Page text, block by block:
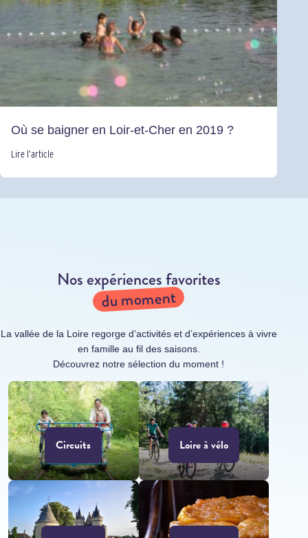
Où se baigner en Loir-et-Cher en 2019 ?
Lire l’article
Nos expériences favorites
du moment
La vallée de la Loire regorge d’activités et d’expériences à vivre
en famille au fil des saisons.
Découvrez notre sélection du moment !
Circuits Loire à vélo